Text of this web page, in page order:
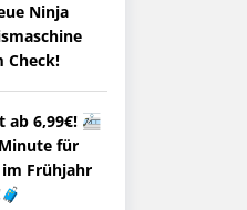
Ninja
Check!
ab 6,99€! 🚈
für
Frühjahr